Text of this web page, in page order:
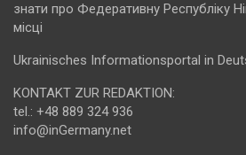
знати про Федеративну Республіку
місці
Ukrainisches Informationsportal in
KONTAKT ZUR REDAKTION:
tel.: +48 889 324 936
info@inGermany.net